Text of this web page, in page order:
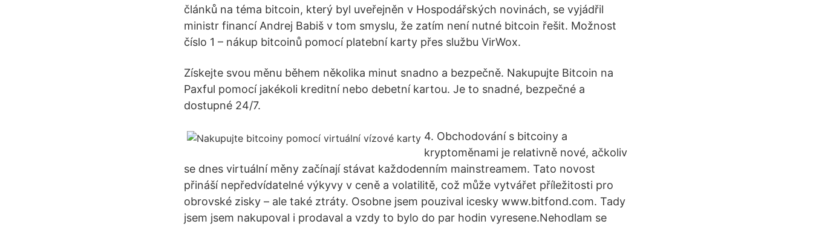
článků na téma bitcoin, který byl uveřejněn v Hospodářských novinách, se vyjádřil
ministr financí Andrej Babiš v tom smyslu, že zatím není nutné bitcoin řešit. Možnost
číslo 1 – nákup bitcoinů pomocí platební karty přes službu VirWox.
Získejte svou měnu během několika minut snadno a bezpečně. Nakupujte Bitcoin na
Paxful pomocí jakékoli kreditní nebo debetní kartou. Je to snadné, bezpečné a
dostupné 24/7.
4. Obchodování s bitcoiny a
kryptoměnami je relativně nové, ačkoliv
se dnes virtuální měny začínají stávat každodenním mainstreamem. Tato novost
přináší nepředvídatelné výkyvy v ceně a volatilitě, což může vytvářet příležitosti pro
obrovské zisky – ale také ztráty. Osobne jsem pouzival icesky www.bitfond.com. Tady
jsem jsem nakupoval i prodaval a vzdy to bylo do par hodin vyresene.Nehodlam se